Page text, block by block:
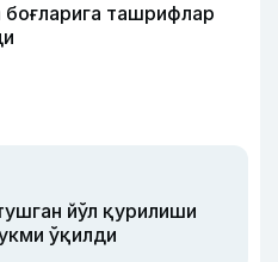
ташрифлар
йўл қурилиши
ўқилди